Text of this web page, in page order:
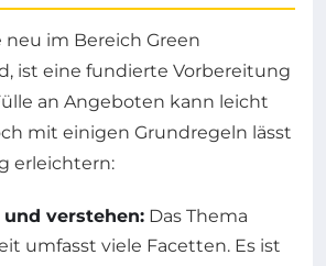
neu im Bereich Green
ist eine fundierte Vorbereitung
an Angeboten kann leicht
mit einigen Grundregeln lässt
erleichtern:
verstehen: Das Thema
umfasst viele Facetten. Es ist